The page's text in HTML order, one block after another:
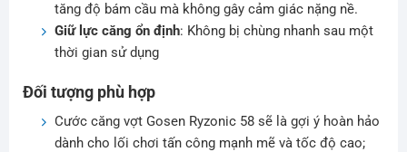
tăng độ bám cầu mà không gây cảm giác nặng nề.
Giữ lực căng ổn định: Không bị chùng nhanh sau một
thời gian sử dụng
Đối tượng phù hợp
Cước căng vợt Gosen Ryzonic 58 sẽ là gợi ý hoàn hảo
dành cho lối chơi tấn công mạnh mẽ và tốc độ cao;